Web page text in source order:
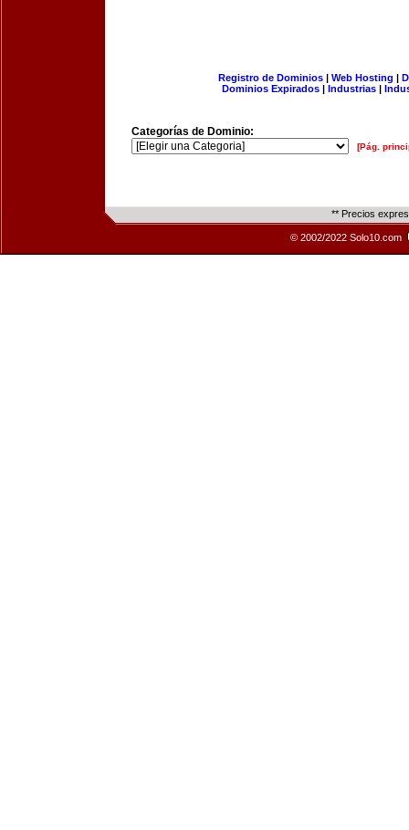
Registro de Dominios| Web Hosting |
Dominios Expirados | Industrias |
Categorías de Dominio:
[Pág.
** Precios
© 2002/2022 Solo10.com